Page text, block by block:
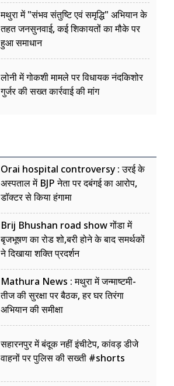
मथुरा में "संभव संतुष्टि एवं समृद्धि" अभियान के
तहत जनसुनवाई, कई शिकायतों का मौके पर
हुआ समाधान
लोनी में गोकशी मामले पर विधायक नंदकिशोर
गुर्जर की सख्त कार्रवाई की मांग
Orai hospital controversy : उरई के
अस्पताल में BJP नेता पर दबंगई का आरोप,
डॉक्टर से किया हंगामा
Brij Bhushan road show गोंडा में
बृजभूषण का रोड शो,बरी होने के बाद समर्थकों
ने दिखाया शक्ति प्रदर्शन
Mathura News : मथुरा में जन्माष्टमी-
तीज की सुरक्षा पर बैठक, हर घर तिरंगा
अभियान की समीक्षा
सहारनपुर में बंदूक नहीं इंचीटेप, कांवड़ डीजे
वाहनों पर पुलिस की सख्ती #shorts